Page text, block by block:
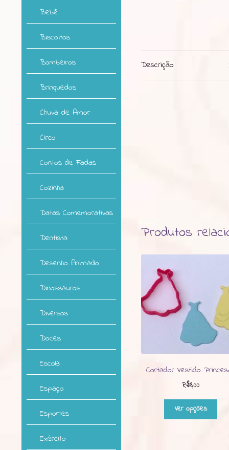
Descrição
Produtos
Cortador Vestido
R$8,00
Ver opções
Bebê
Biscoitos
Bombeiros
Brinquedos
Chuva de Amor
Circo
Contos de Fadas
Cozinha
Datas Comemorativas
Dentista
Desenho Animado
Dinossauros
Diversos
Doces
Escola
Espaço
Esportes
Exército